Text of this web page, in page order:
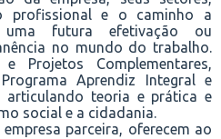
profissional e o caminho a
uma futura efetivação ou
no mundo do trabalho.
Projetos Complementares,
Aprendiz Integral e
articulando teoria e prática e
social e a cidadania.
parceira, oferecem ao